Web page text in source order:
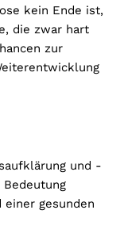
kein Ende ist,
die zwar hart
zur
und -
einer gesunden